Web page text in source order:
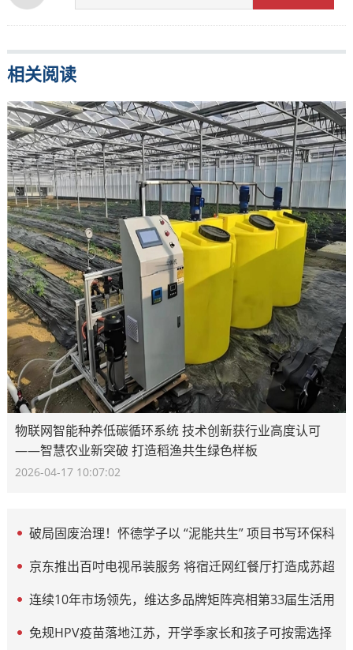
相关阅读
物联网智能种养低碳循环系统 技术创新获行业高度认可
——智慧农业新突破 打造稻渔共生绿色样板
2026-04-17 10:07:02
破局固废治理！怀德学子以 “泥能共生” 项目书写环保科
创答卷
京东推出百吋电视吊装服务 将宿迁网红餐厅打造成苏超
“第二现场”
连续10年市场领先，维达多品牌矩阵亮相第33届生活用
纸展免规HPV疫苗落地江苏，开学季家长和孩子可按需选择